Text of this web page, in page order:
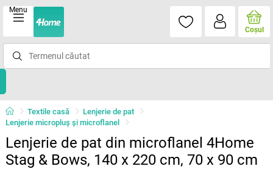
Menu
Coşul
Textile casă
Lenjerie de pat
Lenjerie micropluş şi microflanel
Lenjerie de pat din microflanel 4Home
Stag & Bows, 140 x 220 cm, 70 x 90 cm